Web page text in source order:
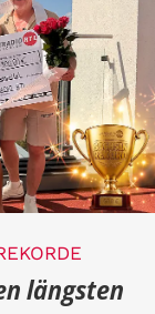
längsten